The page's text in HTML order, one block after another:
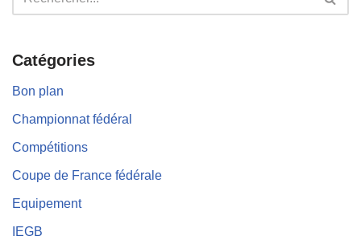
Catégories
Bon plan
Championnat fédéral
Compétitions
Coupe de France fédérale
Equipement
IEGB